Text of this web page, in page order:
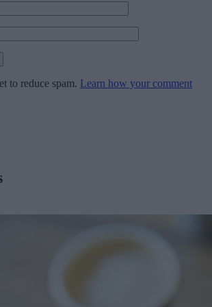
to reduce spam. Learn how your comment